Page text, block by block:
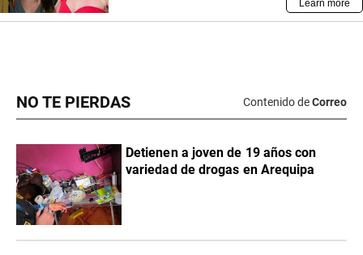
NO TE PIERDAS Contenido deCorreo
Detienen a joven de 19 años con
variedad de drogas en Arequipa